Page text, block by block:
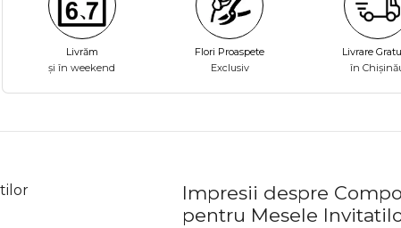
Livrăm
și în weekend
Flori Proaspete
Exclusiv
Livrare
în
Impresii despre
pentru Mesele